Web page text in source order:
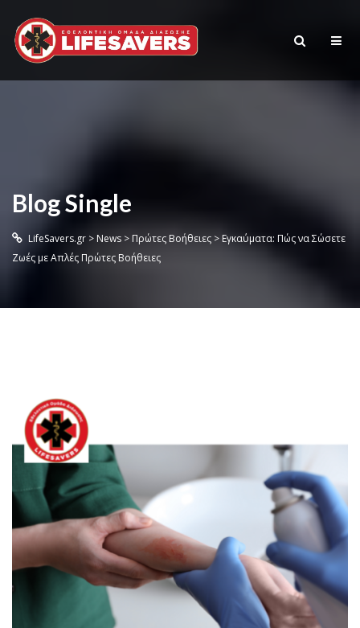
Blog Single
LifeSavers.gr >News >Πρώτες Βοήθειες >Εγκαύματα: Πώς να Σώσετε
Ζωές με Απλές Πρώτες Βοήθειες